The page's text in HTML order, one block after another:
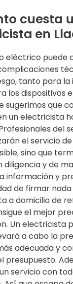
cuesta
en
eléctrico puede
tanto para la
los dispositivos
sugerimos que
un electricista
del
el servicio
sino que
diligencia y de
información y
de firmar
a domicilio de
el mejor
Un electricista
a cabo la
adecuada y
presupuesto.
servicio con